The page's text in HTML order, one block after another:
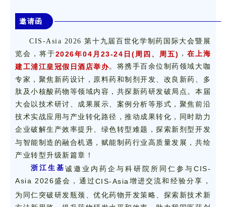
邀请函
CIS-Asia 2026 第十九届百世化学制药国际大会暨展
览会，将于2026年04月23-24日(周四、周五) ， 在上海
建工浦江皇冠假日酒店举办。 将携手百余位制药领域大咖
专家，聚焦新药设计，原料药和制剂开发、改良新药、多
肽及小核酸药物等领域内容，共探新药研发破局点。
本届
大会以技术研讨、成果展示、案例分析等形式，聚焦前沿
技术实战应用与产业转化路径，推动成果转化，同时助力
企业破解生产效率提升、绿色转型难题，探索新剂型开发
与智能制造的融合机遇，赋能制药行业高质量发展，共绘
产业转型升级新篇章！
浙江生基 诚邀业内药企与科研院所同仁参与CIS-
Asia 2026盛会，通过CIS-Asia增进交流和经验分享，
为同仁突破研发瓶颈、优化药物开发策略、探索新技术新